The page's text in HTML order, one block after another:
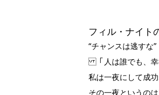
フィル・ナイト
“チャンスは逃すな”
「人は誰でも、幸
私は一夜にして成
その一夜というの